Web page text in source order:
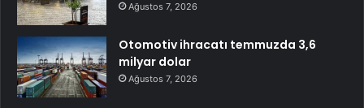
Ağustos 7, 2026
Otomotiv ihracatı temmuzda 3,6
milyar dolar
Ağustos 7, 2026